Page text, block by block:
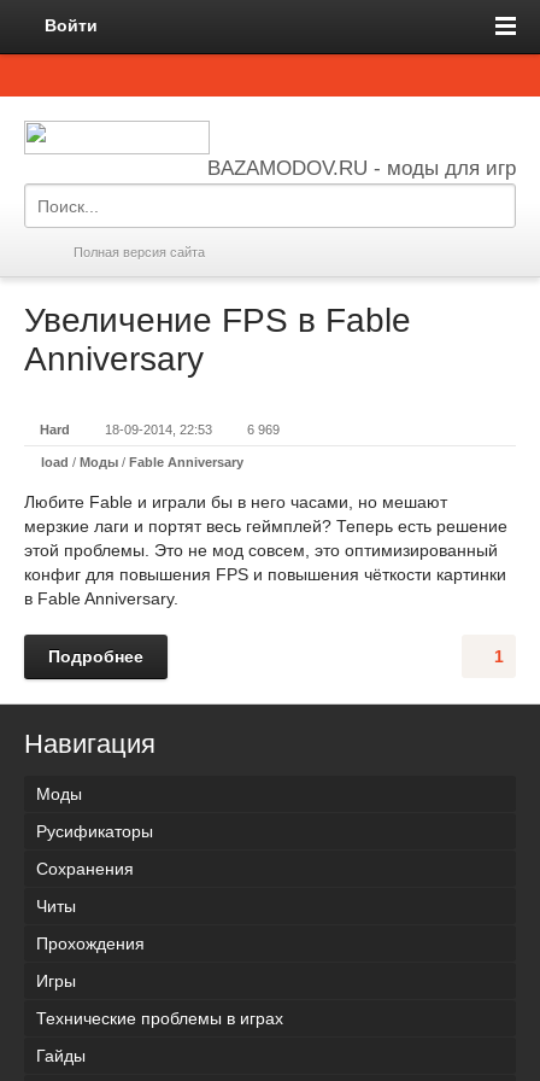
Войти
BAZAMODOV.RU - моды для игр
Полная версия сайта
Увеличение FPS в Fable
Anniversary
Hard 18-09-2014, 22:53 6 969
load / Моды / Fable Anniversary
Любите Fable и играли бы в него часами, но мешают
мерзкие лаги и портят весь геймплей? Теперь есть решение
этой проблемы. Это не мод совсем, это оптимизированный
конфиг для повышения FPS и повышения чёткости картинки
в Fable Anniversary.
1
Подробнее
Навигация
Моды
Русификаторы
Сохранения
Читы
Прохождения
Игры
Технические проблемы в играх
Гайды